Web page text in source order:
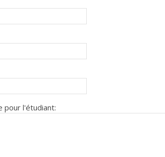
pour l'étudiant: